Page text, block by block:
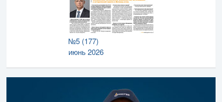
№5 (177)
июнь 2026